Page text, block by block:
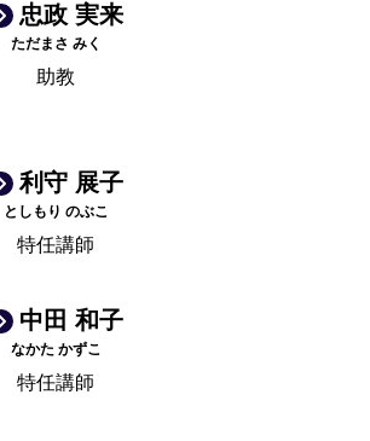
忠政 実来
ただまさ みく
助教
利守 展子
としもり のぶこ
特任講師
中田 和子
なかた かずこ
特任講師